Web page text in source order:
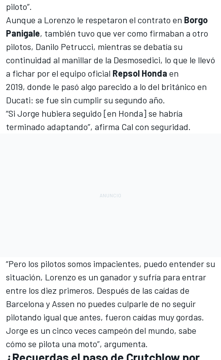
piloto”.
Aunque a Lorenzo le respetaron el contrato en Borgo
Panigale, también tuvo que ver como firmaban a otro
pilotos, Danilo Petrucci, mientras se debatía su
continuidad al manillar de la Desmosedici, lo que le llevó
a fichar por el equipo oficial Repsol Honda en
2019, donde le pasó algo parecido a lo del británico en
Ducati: se fue sin cumplir su segundo año.
“Si Jorge hubiera seguido [en Honda] se habría
terminado adaptando”, afirma Cal con seguridad.
“Pero los pilotos somos impacientes, puedo entender su
situación, Lorenzo es un ganadory sufría para entrar
entre los diez primeros. Después de las caídas de
Barcelona y Assen no puedes culparle de no seguir
pilotando igual que antes, fueron caídas muy gordas.
Jorge es un cinco veces campeón del mundo, sabe
cómo se pilota una moto”, argumenta.